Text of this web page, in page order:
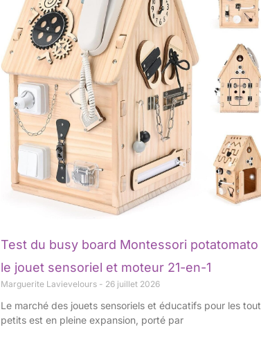
Test du busy board Montessori potatomato
le jouet sensoriel et moteur 21-en-1
Marguerite Lavievelours 26 juillet 2026
Le marché des jouets sensoriels et éducatifs pour les
petits est en pleine expansion, porté par